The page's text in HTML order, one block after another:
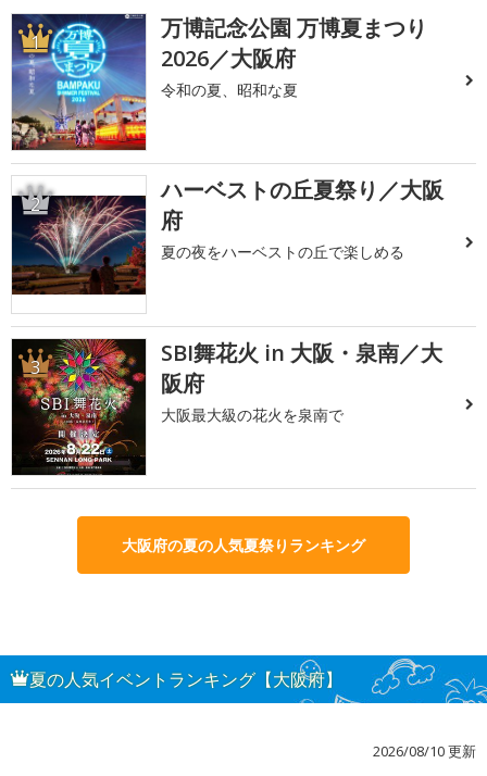
1
万博記念公園 万博夏まつり
2026／大阪府
令和の夏、昭和な夏
2
ハーベストの丘夏祭り／大阪
府
夏の夜をハーベストの丘で楽しめる
3
SBI舞花火 in 大阪・泉南／大
阪府
大阪最大級の花火を泉南で
大阪府の夏の人気夏祭りランキング
夏の人気イベントランキング【大阪府】
2026/08/10 更新